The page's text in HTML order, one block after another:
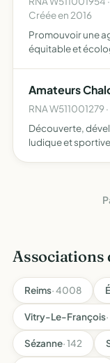
Créée en 2016
Promouvoir une
équitable et
mettre en relation
Amateurs
RNA W511001279
Découverte,
ludique et
Associations
Reims· 4008
Vitry-Le-François
Sézanne· 142